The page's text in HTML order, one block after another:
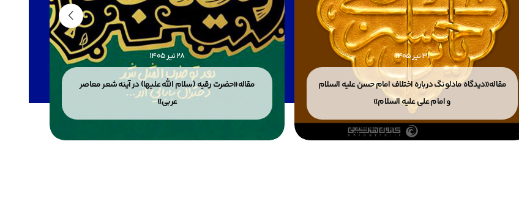
31 تیر 1405
مقاله«دیدگاه مادلونگ درباره اختلاف امام حسن علیه السلام
و امام علی علیه السلام»
28 تیر 1405
مقاله«حضرت رقیه (سلام الله علیها) در آینه شعر معاصر
عربی»